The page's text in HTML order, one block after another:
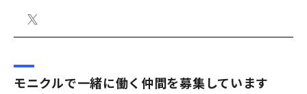
モニクルで一緒に働く仲間を募集しています